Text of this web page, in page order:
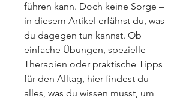
führen kann. Doch keine Sorge –
in diesem Artikel erfährst du, was
du dagegen tun kannst. Ob
einfache Übungen, spezielle
Therapien oder praktische Tipps
für den Alltag, hier findest du
alles, was du wissen musst, um